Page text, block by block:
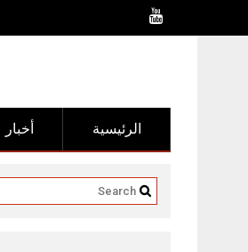
أخبار الرئيسية